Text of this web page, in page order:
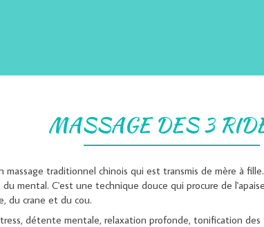
MASSAGE DES 3
massage traditionnel chinois qui est transmis de mère à
mental. C'est une technique douce qui procure de
du crane et du cou.
détente mentale, relaxation profonde, tonification